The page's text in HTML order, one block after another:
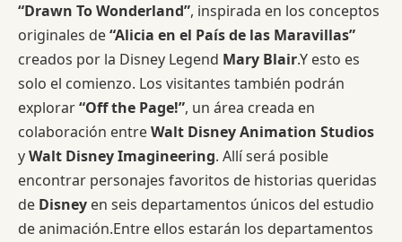
“Drawn To Wonderland”, inspirada en los conceptos
originales de“Alicia en el País de las Maravillas”
creados por la Disney Legend Mary Blair.Y esto es
solo el comienzo. Los visitantes también podrán
explorar“Off the Page!”, un área creada en
colaboración entreWalt Disney Animation Studios
yWalt Disney Imagineering. Allí será posible
encontrar personajes favoritos de historias queridas
de Disney en seis departamentos únicos del estudio
de animación.Entre ellos estarán los departamentos